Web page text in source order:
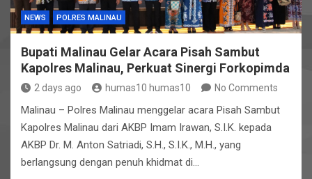
NEWS POLRES MALINAU
Bupati Malinau Gelar Acara Pisah Sambut
Kapolres Malinau, Perkuat Sinergi Forkopimda
2 days ago humas10 humas10 No Comments
Malinau – Polres Malinau menggelar acara Pisah Sambut
Kapolres Malinau dari AKBP Imam Irawan, S.I.K. kepada
AKBP Dr. M. Anton Satriadi, S.H., S.I.K., M.H., yang
berlangsung dengan penuh khidmat di…